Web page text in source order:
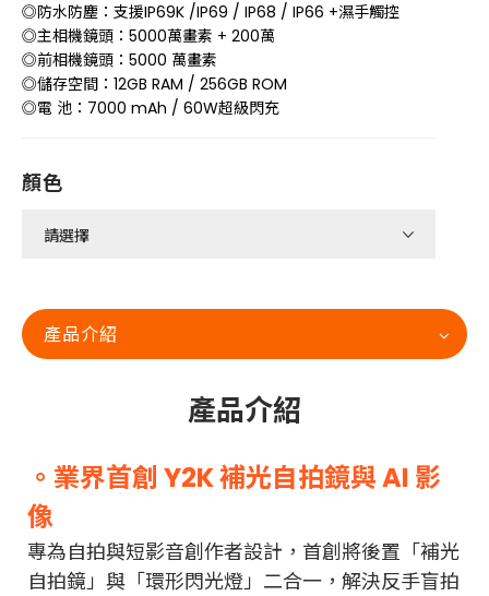
◎防水防塵：支援IP69K /IP69 / IP68 / IP66 +濕手觸控
◎主相機鏡頭：5000萬畫素 + 200萬
◎前相機鏡頭：5000 萬畫素
◎儲存空間：12GB RAM / 256GB ROM
◎電 池：7000 mAh / 60W超級閃充
顏色
產品介紹
產品介紹
。業界首創 Y2K 補光自拍鏡與 AI 影
像
專為自拍與短影音創作者設計，首創將後置「補光
自拍鏡」與「環形閃光燈」二合一，解決反手盲拍